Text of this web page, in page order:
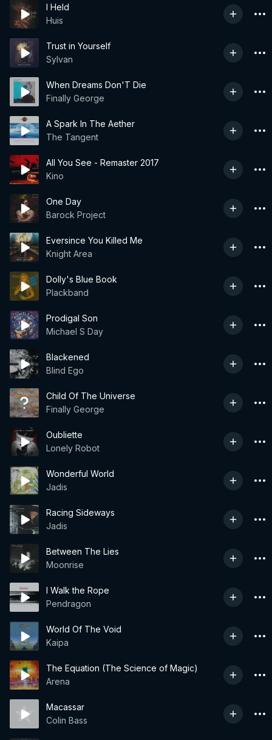
I Held
Huis
Trust in Yourself
Sylvan
When Dreams Don'T Die
Finally George
A Spark In The Aether
The Tangent
All You See - Remaster 2017
Kino
One Day
Barock Project
Eversince You Killed Me
Knight Area
Dolly's Blue Book
Plackband
Prodigal Son
Michael S Day
Blackened
Blind Ego
Child Of The Universe
Finally George
Oubliette
Lonely Robot
Wonderful World
Jadis
Racing Sideways
Jadis
Between The Lies
Moonrise
I Walk the Rope
Pendragon
World Of The Void
Kaipa
The Equation (The Science of Magic)
Arena
Macassar
Colin Bass